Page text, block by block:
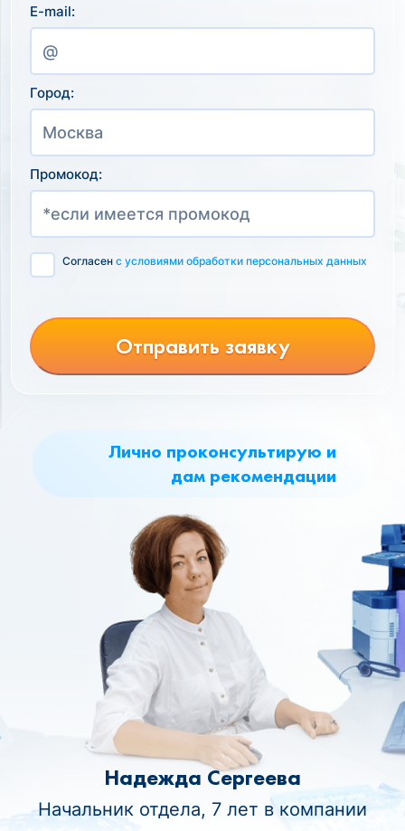
Лично проконсультирую и
дам рекомендации
Надежда Сергеева
Начальник отдела, 7 лет в компании
E-mail:
Город:
Промокод:
Согласен с условиями обработки персональных данных
Отправить заявку